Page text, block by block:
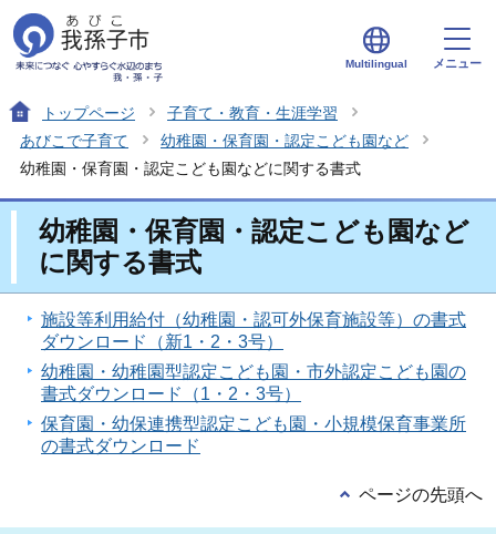
Multilingual メニュー
トップページ
子育て・教育・生涯学習
あびこで子育て
幼稚園・保育園・認定こども園など
幼稚園・保育園・認定こども園などに関する書式
幼稚園・保育園・認定こども園など
に関する書式
施設等利用給付（幼稚園・認可外保育施設等）の書式
ダウンロード（新1・2・3号）
幼稚園・幼稚園型認定こども園・市外認定こども園の
書式ダウンロード（1・2・3号）
保育園・幼保連携型認定こども園・小規模保育事業所
の書式ダウンロード
ページの先頭へ